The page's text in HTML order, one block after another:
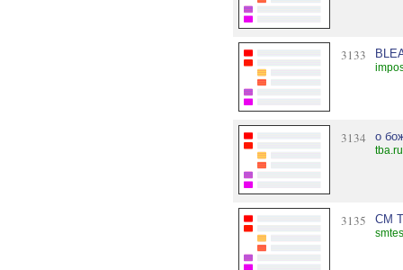
3133
3134 о
3135 СМ